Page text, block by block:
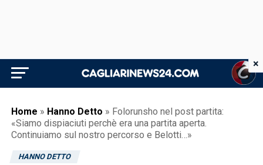
Home » Hanno Detto » Folorunsho nel post partita:
«Siamo dispiaciuti perchè era una partita aperta.
Continuiamo sul nostro percorso e Belotti…»
HANNO DETTO
×